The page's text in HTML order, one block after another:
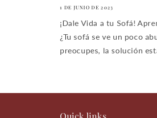
1 DE JUNIO DE 2023
¡Dale Vida a tu Sofá!
¿Tu sofá se ve un poco
preocupes, la solución